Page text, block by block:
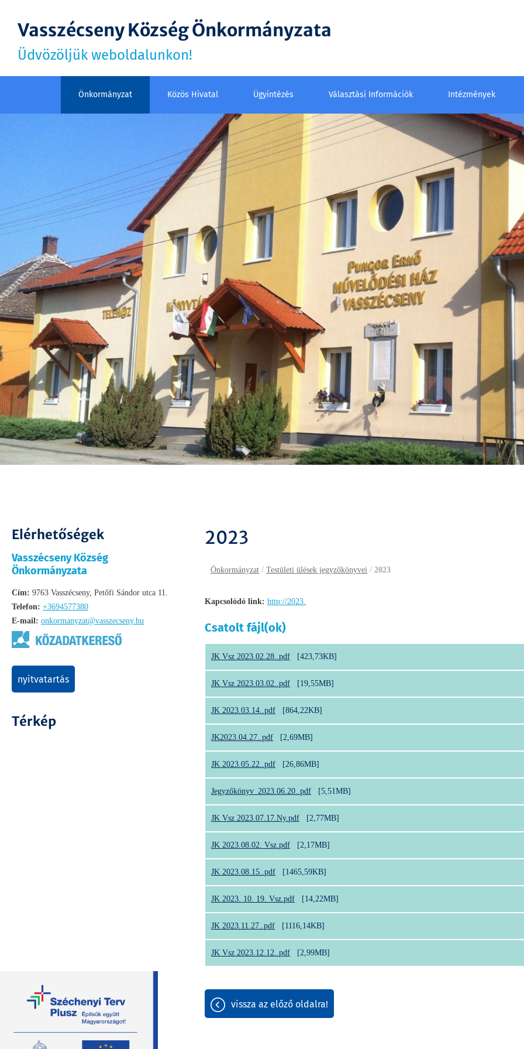
Vasszécseny Község Önkormányzata
Üdvözöljük weboldalunkon!
Önkormányzat Közös Hivatal Ügyintézés Választási Információk Intézmények
Elérhetőségek
Vasszécseny Község
Önkormányzata
Cím: 9763 Vasszécseny, Petőfi Sándor utca 11.
Telefon: +3694577380
E-mail: onkormanyzat@vasszecseny.hu
nyitvatartás
Térkép
útvonaltervezés
2023
Önkormányzat / Testületi ülések jegyzőkönyvei / 2023
Kapcsolódó link: http://2023.
Csatolt fájl(ok)
JK Vsz 2023.02.28..pdf [423,73KB]
JK Vsz 2023.03.02..pdf [19,55MB]
JK 2023.03.14..pdf [864,22KB]
JK2023.04.27..pdf [2,69MB]
JK 2023.05.22..pdf [26,86MB]
Jegyzőkönyv_2023.06.20..pdf [5,51MB]
JK Vsz 2023.07.17.Ny.pdf [2,77MB]
JK 2023.08.02. Vsz.pdf [2,17MB]
JK 2023.08.15..pdf [1465,59KB]
JK 2023. 10. 19. Vsz.pdf [14,22MB]
JK 2023.11.27..pdf [1116,14KB]
JK Vsz 2023.12.12..pdf [2,99MB]
vissza az előző oldalra!